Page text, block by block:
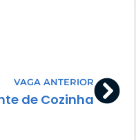
VAGA ANTERIOR
de Cozinha
Next